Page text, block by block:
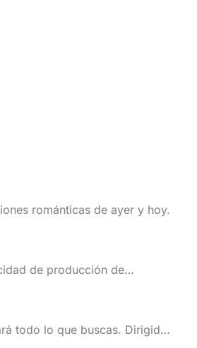
románticas de ayer y hoy.
de producción de
todo lo que buscas. Dirigida